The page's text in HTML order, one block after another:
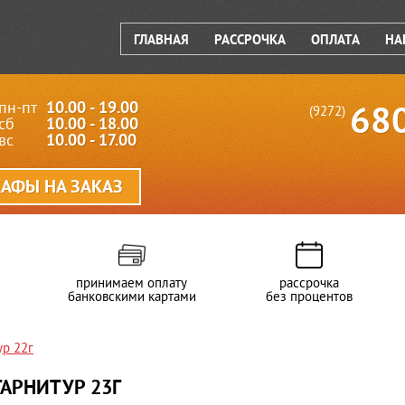
ГЛАВНАЯ РАССРОЧКА ОПЛАТА
(9272)
пт 10.00 - 19.00
10.00 - 18.00
10.00 - 17.00
НА ЗАКАЗ
принимаем оплату
банковскими картами
рассрочка
без процентов
22г
23Г